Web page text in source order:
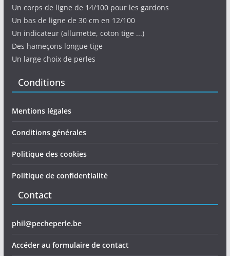
Un corps de ligne de 14/100 pour les gardons
Un bas de ligne de 30 cm en 12/100
Un indicateur (allumette, coton tige ...)
Des hameçons longue tige
Un large choix de perles
Conditions
Mentions légales
Conditions générales
Politique des cookies
Politique de confidentialité
Contact
phil@pecheperle.be
Accéder au formulaire de contact